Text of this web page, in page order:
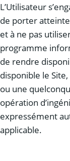
L’Utilisateur
de porter
et à ne pas
programme
de rendre
disponible le
ou une
opération
expressément
applicable.